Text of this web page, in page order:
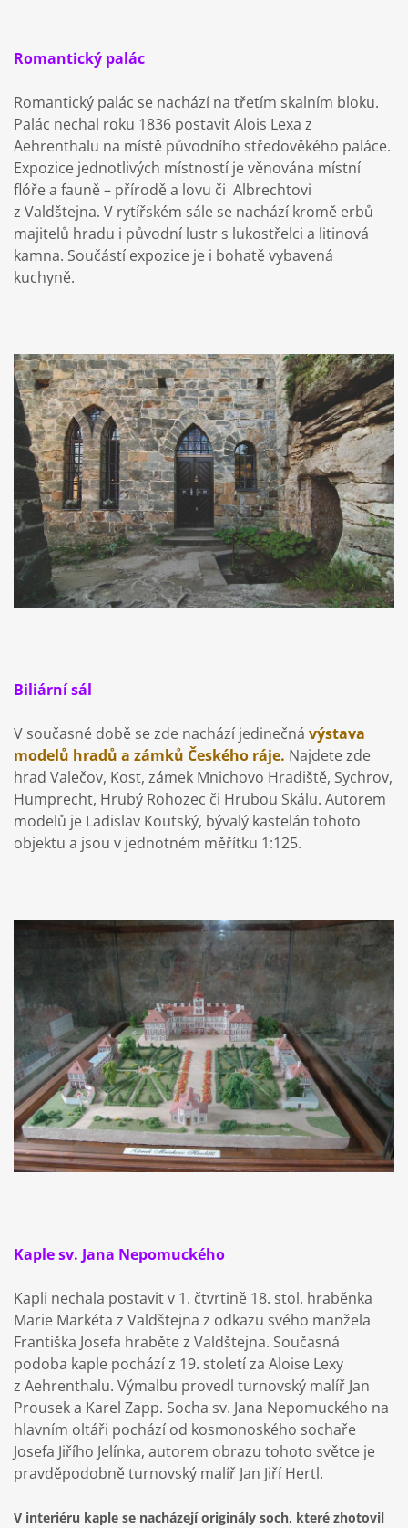
Romantický palác
Romantický palác se nachází na třetím skalním bloku.
Palác nechal roku 1836 postavit Alois Lexa z
Aehrenthalu na místě původního středověkého paláce.
Expozice jednotlivých místností je věnována místní
flóře a fauně – přírodě a lovu či Albrechtovi
z Valdštejna. V rytířském sále se nachází kromě erbů
majitelů hradu i původní lustr s lukostřelci a litinová
kamna. Součástí expozice je i bohatě vybavená
kuchyně.
Biliární sál
V současné době se zde nachází jedinečná výstava
modelů hradů a zámků Českého ráje. Najdete zde
hrad Valečov, Kost, zámek Mnichovo Hradiště, Sychrov,
Humprecht, Hrubý Rohozec či Hrubou Skálu. Autorem
modelů je Ladislav Koutský, bývalý kastelán tohoto
objektu a jsou v jednotném měřítku 1:125.
Kaple sv. Jana Nepomuckého
Kapli nechala postavit v 1. čtvrtině 18. stol. hraběnka
Marie Markéta z Valdštejna z odkazu svého manžela
Františka Josefa hraběte z Valdštejna. Současná
podoba kaple pochází z 19. století za Aloise Lexy
z Aehrenthalu. Výmalbu provedl turnovský malíř Jan
Prousek a Karel Zapp. Socha sv. Jana Nepomuckého na
hlavním oltáři pochází od kosmonoského sochaře
Josefa Jiřího Jelínka, autorem obrazu tohoto světce je
pravděpodobně turnovský malíř Jan Jiří Hertl.
V interiéru kaple se nacházejí originály soch, které zhotovil